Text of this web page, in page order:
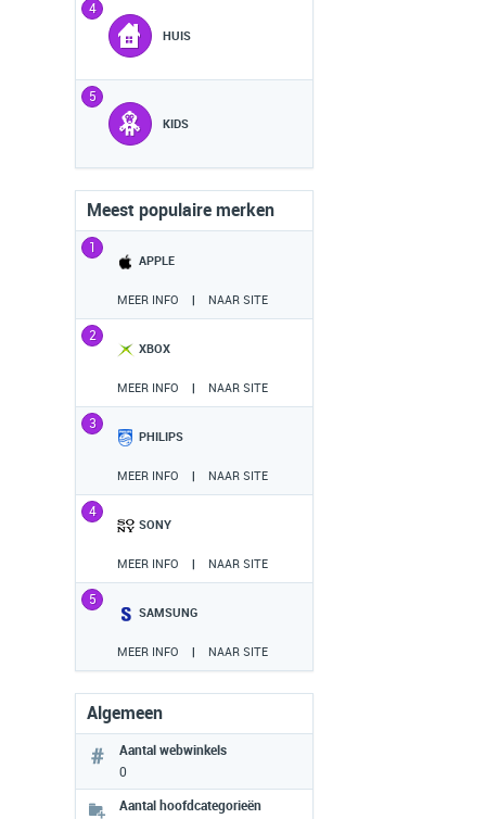
4
HUIS
5
KIDS
Meest populaire merken
1
APPLE
MEER INFO | NAAR SITE
2
XBOX
MEER INFO | NAAR SITE
3
PHILIPS
MEER INFO | NAAR SITE
4
SONY
MEER INFO | NAAR SITE
5
SAMSUNG
MEER INFO | NAAR SITE
Algemeen
Aantal webwinkels
0
Aantal hoofdcategorieën